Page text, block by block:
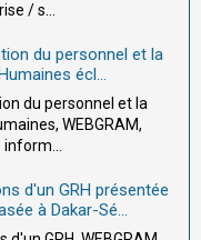
/ s...
du personnel et la
écl...
du personnel et la
WEBGRAM,
d'un GRH présentée
à Dakar-Sé...